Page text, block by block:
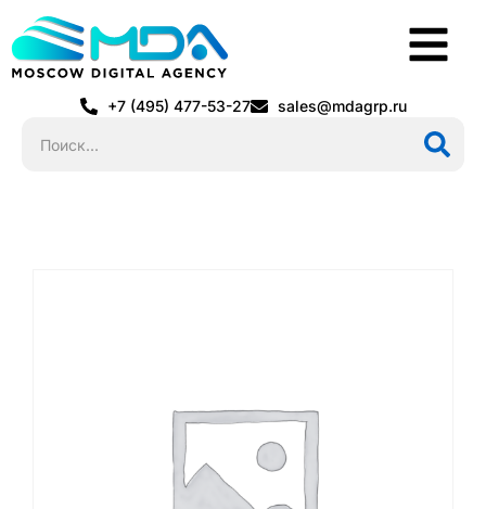
+7 (495) 477-53-27 sales@mdagrp.ru